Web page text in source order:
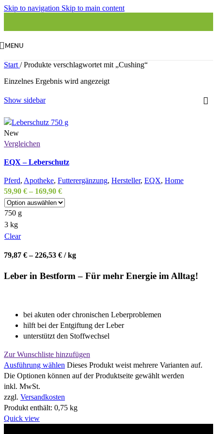
Skip to navigation Skip to main content
MENU
Start / Produkte verschlagwortet mit „Cushing“
Einzelnes Ergebnis wird angezeigt
Show sidebar
New
Vergleichen
EQX – Leberschutz
Pferd, Apotheke, Futterergänzung, Hersteller, EQX, Home
59,90 € – 169,90 €
750 g
3 kg
Clear
79,87 €–226,53 € /kg
Leber in Bestform – Für mehr Energie im Alltag!
bei akuten oder chronischen Leberproblemen
hilft bei der Entgiftung der Leber
unterstützt den Stoffwechsel
Zur Wunschliste hinzufügen
Ausführung wählen Dieses Produkt weist mehrere Varianten auf.
Die Optionen können auf der Produktseite gewählt werden
inkl. MwSt.
zzgl. Versandkosten
Produkt enthält: 0,75 kg
Quick view